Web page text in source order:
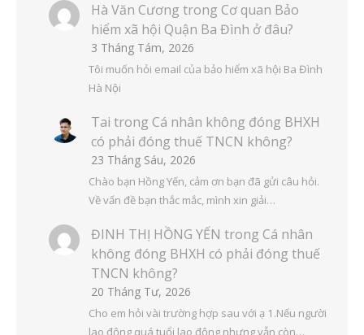
Hà Văn Cương trong Cơ quan Bảo
hiểm xã hội Quận Ba Đình ở đâu?
3 Tháng Tám, 2026
Tôi muốn hỏi email của bảo hiểm xã hội Ba Đình
Hà Nội
Tai trong Cá nhân không đóng BHXH
có phải đóng thuế TNCN không?
23 Tháng Sáu, 2026
Chào bạn Hồng Yến, cảm ơn bạn đã gửi câu hỏi.
Về vấn đề bạn thắc mắc, mình xin giải…
ĐINH THỊ HỒNG YẾN trong Cá nhân
không đóng BHXH có phải đóng thuế
TNCN không?
20 Tháng Tư, 2026
Cho em hỏi vài trường hợp sau với ạ 1.Nếu người
lao động quá tuổi lao động nhưng vẫn còn…